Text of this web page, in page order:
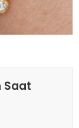
Saat